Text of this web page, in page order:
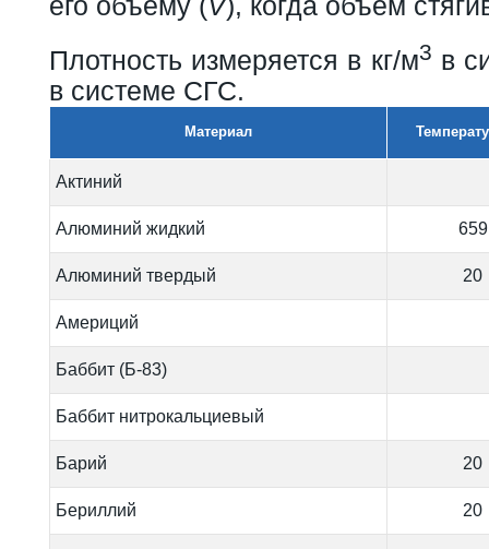
Плотность измеряется в кг/м3 в
в системе СГС.
Материал
Актиний
Алюминий жидкий 659
Алюминий твердый 20
Америций
Баббит (Б-83)
Баббит нитрокальциевый
Барий 20
Бериллий 20